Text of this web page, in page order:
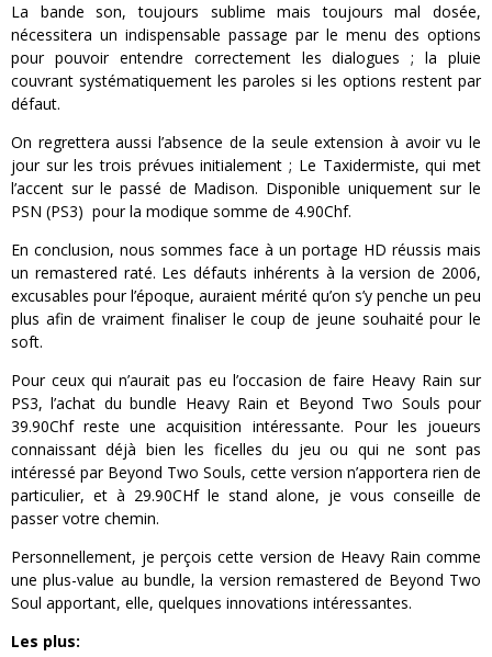
La bande son, toujours sublime mais toujours mal dosée,
nécessitera un indispensable passage par le menu des options
pour pouvoir entendre correctement les dialogues ; la pluie
couvrant systématiquement les paroles si les options restent par
défaut.
On regrettera aussi l’absence de la seule extension à avoir vu le
jour sur les trois prévues initialement ; Le Taxidermiste, qui met
l’accent sur le passé de Madison. Disponible uniquement sur le
PSN (PS3) pour la modique somme de 4.90Chf.
En conclusion, nous sommes face à un portage HD réussis mais
un remastered raté. Les défauts inhérents à la version de 2006,
excusables pour l’époque, auraient mérité qu’on s’y penche un peu
plus afin de vraiment finaliser le coup de jeune souhaité pour le
soft.
Pour ceux qui n’aurait pas eu l’occasion de faire Heavy Rain sur
PS3, l’achat du bundle Heavy Rain et Beyond Two Souls pour
39.90Chf reste une acquisition intéressante. Pour les joueurs
connaissant déjà bien les ficelles du jeu ou qui ne sont pas
intéressé par Beyond Two Souls, cette version n’apportera rien de
particulier, et à 29.90CHf le stand alone, je vous conseille de
passer votre chemin.
Personnellement, je perçois cette version de Heavy Rain comme
une plus-value au bundle, la version remastered de Beyond Two
Soul apportant, elle, quelques innovations intéressantes.
Les plus: